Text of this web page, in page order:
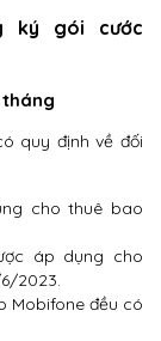
ký gói cước
tháng
quy định về đối
cho thuê bao
áp dụng cho
2023.
Mobifone đều có